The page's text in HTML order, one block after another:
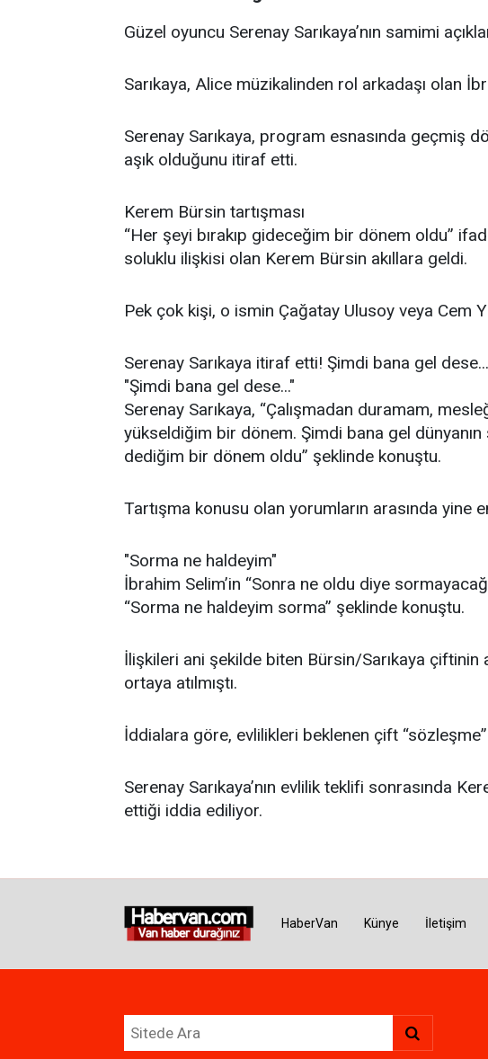
Güzel oyuncu Serenay Sarıkaya’nın samimi
Sarıkaya, Alice müzikalinden rol arkadaşı olan
Serenay Sarıkaya, program esnasında geçmiş
aşık olduğunu itiraf etti.
Kerem Bürsin tartışması
“Her şeyi bırakıp gideceğim bir dönem oldu”
soluklu ilişkisi olan Kerem Bürsin akıllara geldi.
Pek çok kişi, o ismin Çağatay Ulusoy veya Cem
Serenay Sarıkaya itiraf etti! Şimdi bana gel dese...
"Şimdi bana gel dese..."
Serenay Sarıkaya, “Çalışmadan duramam,
yükseldiğim bir dönem. Şimdi bana gel
dediğim bir dönem oldu” şeklinde konuştu.
Tartışma konusu olan yorumların arasında yine
"Sorma ne haldeyim"
İbrahim Selim’in “Sonra ne oldu diye
“Sorma ne haldeyim sorma” şeklinde konuştu.
İlişkileri ani şekilde biten Bürsin/Sarıkaya çiftinin
ortaya atılmıştı.
İddialara göre, evlilikleri beklenen çift “sözleşme”
Serenay Sarıkaya’nın evlilik teklifi sonrasında
ettiği iddia ediliyor.
HaberVan Künye İletişim